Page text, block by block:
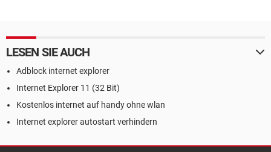
LESEN SIE AUCH
Adblock internet explorer
Internet Explorer 11 (32 Bit)
Kostenlos internet auf handy ohne wlan
Internet explorer autostart verhindern